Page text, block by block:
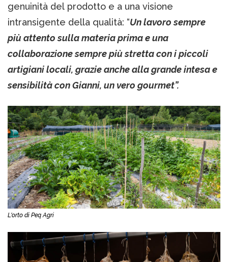
genuinità del prodotto e a una visione
intransigente della qualità: “Un lavoro sempre
più attento sulla materia prima e una
collaborazione sempre più stretta con i piccoli
artigiani locali, grazie anche alla grande intesa e
sensibilità con Gianni, un vero gourmet”.
L'orto di Peq Agri